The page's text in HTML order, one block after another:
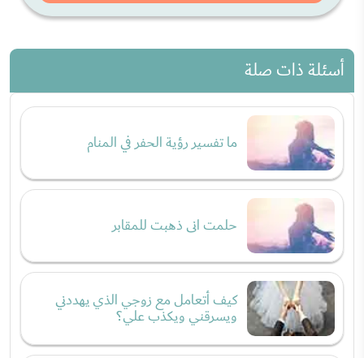
أسئلة ذات صلة
ما تفسير رؤية الحفر في المنام
حلمت انى ذهبت للمقابر
كيف أتعامل مع زوجي الذي يهددني
ويسرقني ويكذب علي؟